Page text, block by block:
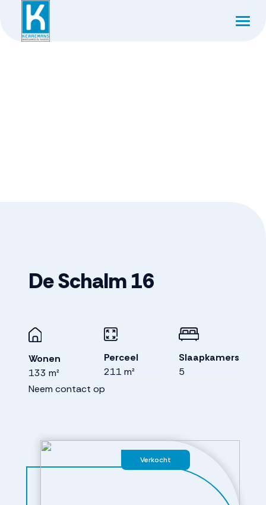
Verkocht
De Schalm16
Wonen
133 m²
Perceel
211 m²
Slaapkamers
5
Neem contact op